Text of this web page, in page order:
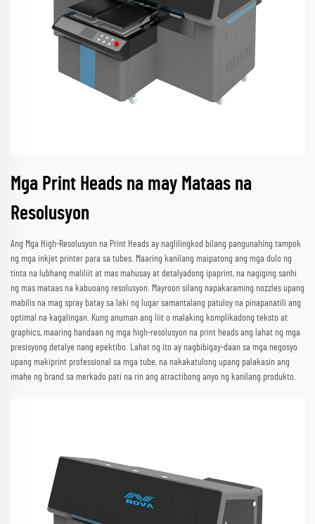
Mga Print Heads na may Mataas na
Resolusyon
Ang Mga High-Resolusyon na Print Heads ay naglilingkod bilang pangunahing tampok
ng mga inkjet printer para sa tubes. Maaring kanilang maipatong ang mga dulo ng
tinta na lubhang maliliit at mas mahusay at detalyadong ipaprint, na nagiging sanhi
ng mas mataas na kabuoang resolusyon. Mayroon silang napakaraming nozzles upang
mabilis na mag spray batay sa laki ng lugar samantalang patuloy na pinapanatili ang
optimal na kagalingan. Kung anuman ang liit o malaking komplikadong teksto at
graphics, maaring handaan ng mga high-resolusyon na print heads ang lahat ng mga
presisyong detalye nang epektibo. Lahat ng ito ay nagbibigay-daan sa mga negosyo
upang makiprint professional sa mga tube, na nakakatulong upang palakasin ang
imahe ng brand sa merkado pati na rin ang atractibong anyo ng kanilang produkto.